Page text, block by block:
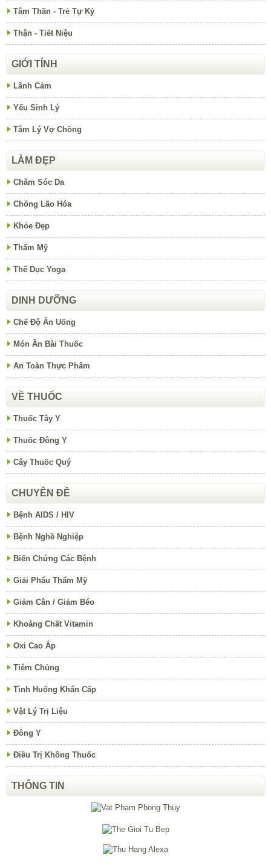
Tâm Thần - Trẻ Tự Kỷ
Thận - Tiết Niệu
GIỚI TÍNH
Lãnh Cảm
Yếu Sinh Lý
Tâm Lý Vợ Chồng
LÀM ĐẸP
Chăm Sóc Da
Chống Lão Hóa
Khỏe Đẹp
Thẩm Mỹ
Thể Dục Yoga
DINH DƯỠNG
Chế Độ Ăn Uống
Món Ăn Bài Thuốc
An Toàn Thực Phẩm
VỀ THUỐC
Thuốc Tây Y
Thuốc Đông Y
Cây Thuốc Quý
CHUYÊN ĐỀ
Bệnh AIDS / HIV
Bệnh Nghề Nghiệp
Biến Chứng Các Bệnh
Giải Phẩu Thẩm Mỹ
Giảm Cân / Giảm Béo
Khoáng Chất Vitamin
Oxi Cao Áp
Tiêm Chủng
Tình Huống Khẩn Cấp
Vật Lý Trị Liệu
Đông Y
Điều Trị Không Thuốc
THÔNG TIN